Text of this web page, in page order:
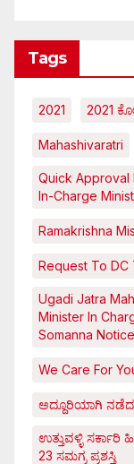
Tags
2021 2021
Mahashivaratri
Quick Approval
In-Charge
Ramakrishna
Request To DC
Ugadi Jatra
Minister In
Somanna Notice
We Care For
ಅದ್ದೂರಿಯಾಗಿ
ಉತ್ತುವಳ್ಳಿ
23 ಸಮಗ್ರ ಪ್ರಶಸ್ತಿ